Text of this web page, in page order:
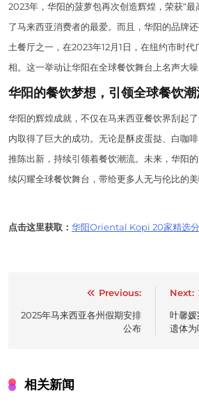
2023年，华阳的菠萝包再次创造辉煌，荣获“最
了马来西亚消费者的最爱。而且，华阳的品牌
土餐厅之一，在2023年12月1日，在纽约市时
相。这一举动让华阳在全球餐饮舞台上名声大噪
华阳的餐饮梦想，引领全球餐饮潮
华阳的辉煌成就，不仅在马来西亚餐饮界刮起
内取得了巨大的成功。无论是酥皮蛋挞、白咖
推陈出新，持续引领着餐饮潮流。未来，华阳
续闪耀全球餐饮舞台，带给更多人无与伦比的美
点击这里获取： 华阳Oriental Kopi 20家精选
navigation
Previous:
2025年马来西亚各州假期安排
公布
Next:
叶馨
遗体
相关新闻